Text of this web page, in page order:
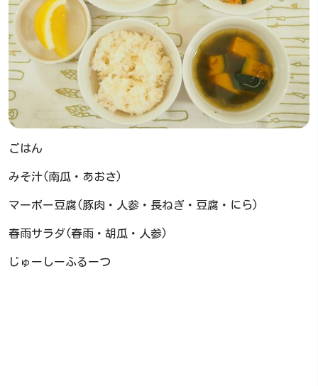
ごはん
みそ汁(南瓜・あおさ)
マーボー豆腐(豚肉・人参・長ねぎ・豆腐・にら)
春雨サラダ(春雨・胡瓜・人参)
じゅーしーふるーつ